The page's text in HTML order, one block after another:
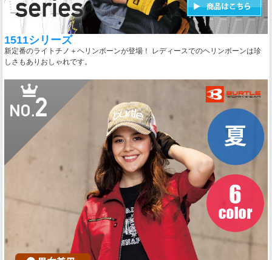
1511シリーズ
新定番のライトチノ＋ヘリンボーンが登場！ レディースでのヘリンボーンは珍
しさもありおしゃれです。